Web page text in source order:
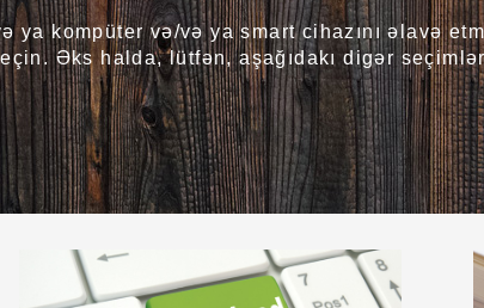
ya kompüter və/və ya smart cihazını əlavə
Əks halda, lütfən, aşağıdakı digər